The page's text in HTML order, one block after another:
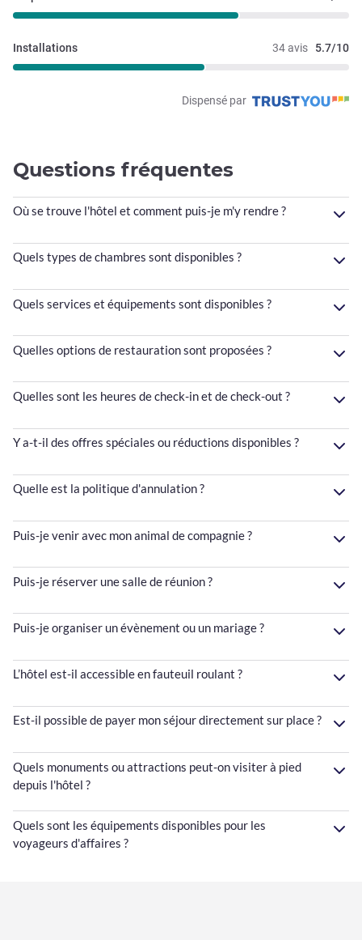
34 avis 5.7/10
Installations
Dispensé par
Questions fréquentes
Où se trouve l'hôtel et comment puis-je m'y rendre ?
Quels types de chambres sont disponibles ?
Quels services et équipements sont disponibles ?
Quelles options de restauration sont proposées ?
Quelles sont les heures de check-in et de check-out ?
Y a-t-il des offres spéciales ou réductions disponibles ?
Quelle est la politique d'annulation ?
Puis-je venir avec mon animal de compagnie ?
Puis-je réserver une salle de réunion ?
Puis-je organiser un évènement ou un mariage ?
L’hôtel est-il accessible en fauteuil roulant ?
Est-il possible de payer mon séjour directement sur place ?
Quels monuments ou attractions peut-on visiter à pied
depuis l'hôtel ?
Quels sont les équipements disponibles pour les
voyageurs d'affaires ?